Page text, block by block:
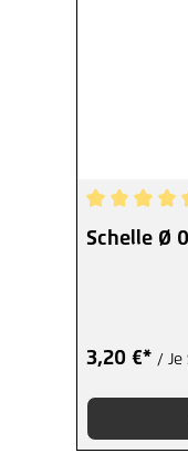
Schelle Ø
3,20 €* / Je